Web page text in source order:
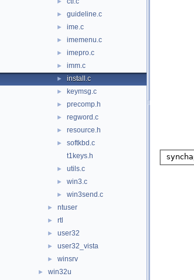
► guideline.c
► ime.c
► imemenu.c
► imepro.c
► imm.c
► install.c
► keymsg.c
► precomp.h
► regword.c
► resource.h
►
softkbd.c
t1keys.h
► utils.c
► win3.c
► win3send.c
► ntuser
► rtl
► user32
► user32_vista
► winsrv
► win32u